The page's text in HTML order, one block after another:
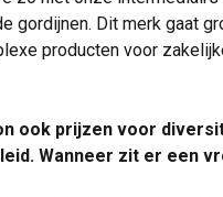
gordijnen. Dit merk gaat
producten voor
ook prijzen voor
Wanneer zit er een